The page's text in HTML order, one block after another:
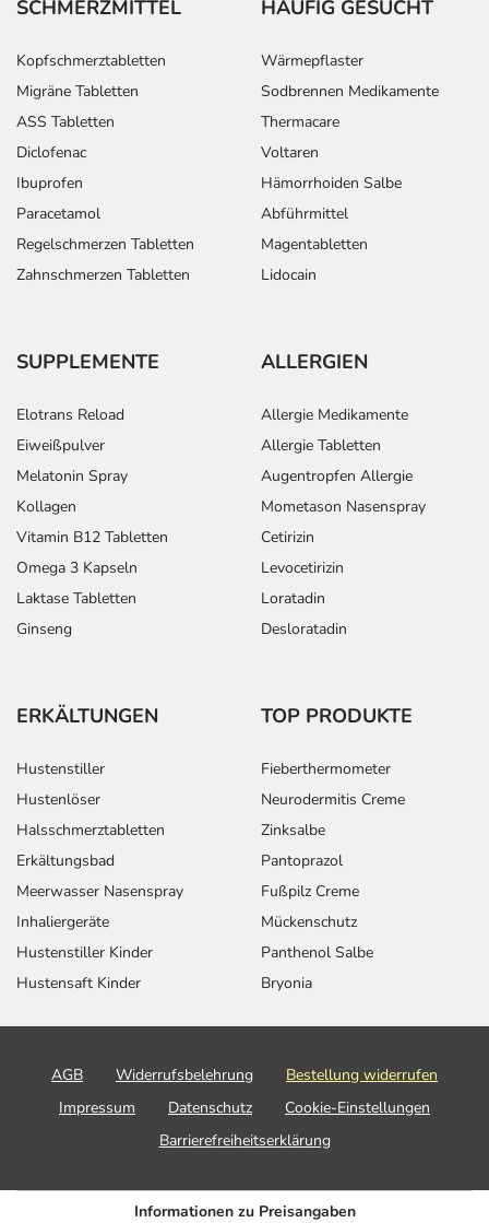
SCHMERZMITTEL
Kopfschmerztabletten
Migräne Tabletten
ASS Tabletten
Diclofenac
Ibuprofen
Paracetamol
Regelschmerzen Tabletten
Zahnschmerzen Tabletten
HÄUFIG GESUCHT
Wärmepflaster
Sodbrennen Medikamente
Thermacare
Voltaren
Hämorrhoiden Salbe
Abführmittel
Magentabletten
Lidocain
SUPPLEMENTE
Elotrans Reload
Eiweißpulver
Melatonin Spray
Kollagen
Vitamin B12 Tabletten
Omega 3 Kapseln
Laktase Tabletten
Ginseng
ALLERGIEN
Allergie Medikamente
Allergie Tabletten
Augentropfen Allergie
Mometason Nasenspray
Cetirizin
Levocetirizin
Loratadin
Desloratadin
ERKÄLTUNGEN
Hustenstiller
Hustenlöser
Halsschmerztabletten
Erkältungsbad
Meerwasser Nasenspray
Inhaliergeräte
Hustenstiller Kinder
Hustensaft Kinder
TOP PRODUKTE
Fieberthermometer
Neurodermitis Creme
Zinksalbe
Pantoprazol
Fußpilz Creme
Mückenschutz
Panthenol Salbe
Bryonia
AGB Widerrufsbelehrung
Bestellung widerrufen
Impressum
Datenschutz
Cookie-Einstellungen
Barrierefreiheitserklärung
Informationen zu Preisangaben